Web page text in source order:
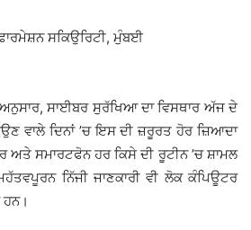
ਸਕਿਉਰਿਟੀ, ਮੁੰਬਈ
ਅਨੁਸਾਰ, ਸਾਈਬਰ ਸੁਰੱਖਿਆ ਦਾ ਵਿਸਥਾਰ ਅੱਜ ਦੇ
ਵਾਲੇ ਦਿਨਾਂ ’ਚ ਇਸ ਦੀ ਜ਼ਰੂਰਤ ਹੋਰ ਜ਼ਿਆਦਾ
ਅਤੇ ਸਮਾਰਟਫੋਨ ਹਰ ਕਿਸੇ ਦੀ ਰੂਟੀਨ ’ਚ ਸ਼ਾਮਲ
ਨਿੱਜੀ ਜਾਣਕਾਰੀ ਵੀ ਲੋਕ ਕੰਪਿਊਟਰ